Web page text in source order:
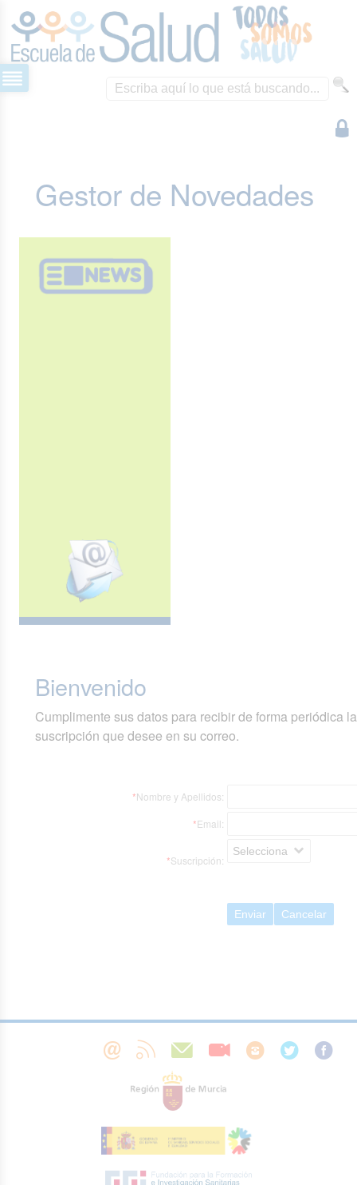
Gestor de Novedades
Bienvenido
Cumplimente sus datos para recibir de forma periódica
suscripción que desee en su correo.
*Nombre y Apellidos:
*Email:
*Suscripción:
Selecciona
Enviar Cancelar